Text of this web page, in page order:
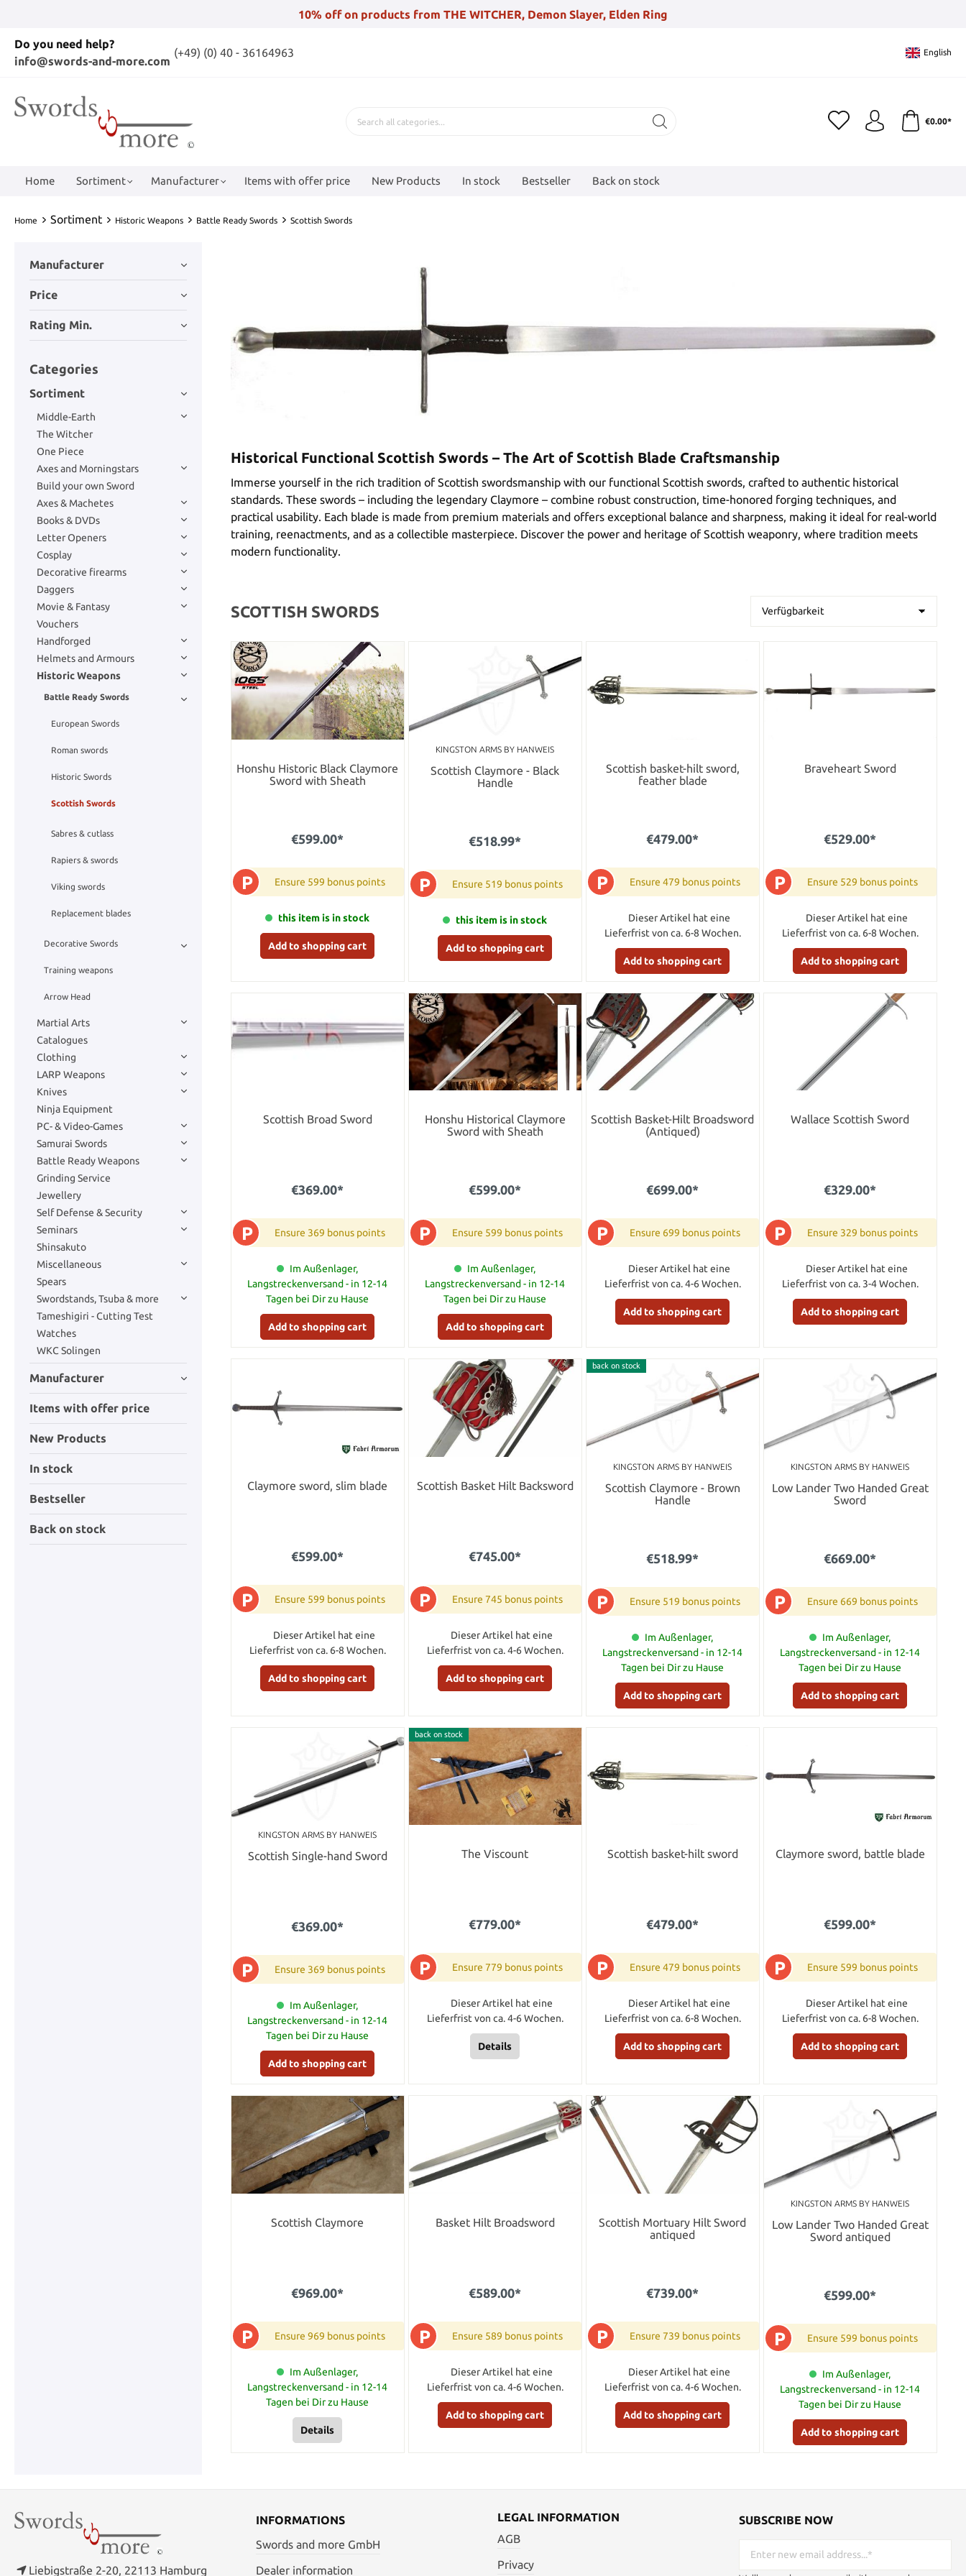
10% off on products from THE WITCHER, Demon Slayer, Elden Ring
Do you need help?
info@swords-and-more.com
(+49) (0) 40 - 36164963 English
€0.00*
Home Sortiment Manufacturer Items with offer price New Products In stock Bestseller Back on stock
Home Sortiment Historic Weapons Battle Ready Swords Scottish Swords
Manufacturer
Price
Rating Min.
Categories
Sortiment
Middle-Earth
The Witcher
One Piece
Axes and Morningstars
Build your own Sword
Axes & Machetes
Books & DVDs
Letter Openers
Cosplay
Decorative firearms
Daggers
Movie & Fantasy
Vouchers
Handforged
Helmets and Armours
Historic Weapons
Battle Ready Swords
European Swords
Roman swords
Historic Swords
Scottish Swords
Sabres & cutlass
Rapiers & swords
Viking swords
Replacement blades
Decorative Swords
Training weapons
Arrow Head
Martial Arts
Catalogues
Clothing
LARP Weapons
Knives
Ninja Equipment
PC- & Video-Games
Samurai Swords
Battle Ready Weapons
Grinding Service
Jewellery
Self Defense & Security
Seminars
Shinsakuto
Miscellaneous
Spears
Swordstands, Tsuba & more
Tameshigiri - Cutting Test
Watches
WKC Solingen
Manufacturer
Items with offer price
New Products
In stock
Bestseller
Back on stock
Historical Functional Scottish Swords – The Art of Scottish Blade Craftsmanship
Immerse yourself in the rich tradition of Scottish swordsmanship with our functional Scottish swords, crafted to authentic historical
standards. These swords – including the legendary Claymore – combine robust construction, time-honored forging techniques, and
practical usability. Each blade is made from premium materials and offers exceptional balance and sharpness, making it ideal for real-world
training, reenactments, and as a collectible masterpiece. Discover the power and heritage of Scottish weaponry, where tradition meets
modern functionality.
SCOTTISH SWORDS
Honshu Historic Black Claymore
Sword with Sheath
€599.00*
P Ensure 599 bonus points
this item is in stock
Add to shopping cart
KINGSTON ARMS BY HANWEIS
Scottish Claymore - Black
Handle
€518.99*
P Ensure 519 bonus points
this item is in stock
Add to shopping cart
Scottish basket-hilt sword,
feather blade
€479.00*
P Ensure 479 bonus points
Dieser Artikel hat eine
Lieferfrist von ca. 6-8 Wochen.
Add to shopping cart
Braveheart Sword
€529.00*
P Ensure 529 bonus points
Dieser Artikel hat eine
Lieferfrist von ca. 6-8 Wochen.
Add to shopping cart
Scottish Broad Sword
€369.00*
P Ensure 369 bonus points
Im Außenlager,
Langstreckenversand - in 12-14
Tagen bei Dir zu Hause
Add to shopping cart
Honshu Historical Claymore
Sword with Sheath
€599.00*
P Ensure 599 bonus points
Im Außenlager,
Langstreckenversand - in 12-14
Tagen bei Dir zu Hause
Add to shopping cart
Scottish Basket-Hilt Broadsword
(Antiqued)
€699.00*
P Ensure 699 bonus points
Dieser Artikel hat eine
Lieferfrist von ca. 4-6 Wochen.
Add to shopping cart
Wallace Scottish Sword
€329.00*
P Ensure 329 bonus points
Dieser Artikel hat eine
Lieferfrist von ca. 3-4 Wochen.
Add to shopping cart
Claymore sword, slim blade
€599.00*
P Ensure 599 bonus points
Dieser Artikel hat eine
Lieferfrist von ca. 6-8 Wochen.
Add to shopping cart
Scottish Basket Hilt Backsword
€745.00*
P Ensure 745 bonus points
Dieser Artikel hat eine
Lieferfrist von ca. 4-6 Wochen.
Add to shopping cart
back on stock
KINGSTON ARMS BY HANWEIS
Scottish Claymore - Brown
Handle
€518.99*
P Ensure 519 bonus points
Im Außenlager,
Langstreckenversand - in 12-14
Tagen bei Dir zu Hause
Add to shopping cart
KINGSTON ARMS BY HANWEIS
Low Lander Two Handed Great
Sword
€669.00*
P Ensure 669 bonus points
Im Außenlager,
Langstreckenversand - in 12-14
Tagen bei Dir zu Hause
Add to shopping cart
KINGSTON ARMS BY HANWEIS
Scottish Single-hand Sword
€369.00*
P Ensure 369 bonus points
Im Außenlager,
Langstreckenversand - in 12-14
Tagen bei Dir zu Hause
Add to shopping cart
back on stock
The Viscount
€779.00*
P Ensure 779 bonus points
Dieser Artikel hat eine
Lieferfrist von ca. 4-6 Wochen.
Details
Scottish basket-hilt sword
€479.00*
P Ensure 479 bonus points
Dieser Artikel hat eine
Lieferfrist von ca. 6-8 Wochen.
Add to shopping cart
Claymore sword, battle blade
€599.00*
P Ensure 599 bonus points
Dieser Artikel hat eine
Lieferfrist von ca. 6-8 Wochen.
Add to shopping cart
Scottish Claymore
€969.00*
P Ensure 969 bonus points
Im Außenlager,
Langstreckenversand - in 12-14
Tagen bei Dir zu Hause
Details
Basket Hilt Broadsword
€589.00*
P Ensure 589 bonus points
Dieser Artikel hat eine
Lieferfrist von ca. 4-6 Wochen.
Add to shopping cart
Scottish Mortuary Hilt Sword
antiqued
€739.00*
P Ensure 739 bonus points
Dieser Artikel hat eine
Lieferfrist von ca. 4-6 Wochen.
Add to shopping cart
KINGSTON ARMS BY HANWEIS
Low Lander Two Handed Great
Sword antiqued
€599.00*
P Ensure 599 bonus points
Im Außenlager,
Langstreckenversand - in 12-14
Tagen bei Dir zu Hause
Add to shopping cart
Liebigstraße 2-20, 22113 Hamburg
INFORMATIONS
Swords and more GmbH
Dealer information
LEGAL INFORMATION
AGB
Privacy
SUBSCRIBE NOW